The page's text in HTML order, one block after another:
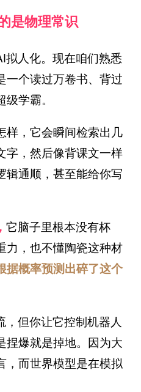
是物理常识
拟人化。现在咱们熟悉
一个读过万卷书、背过
学霸。
样，它会瞬间检索出几
字，然后像背课文一样
辑通顺，甚至能给你写
它脑子里根本没有杯
力，也不懂陶瓷这种材
据概率预测出碎了这个
但你让它控制机器人
捏爆就是掉地。因为大
，而世界模型是在模拟